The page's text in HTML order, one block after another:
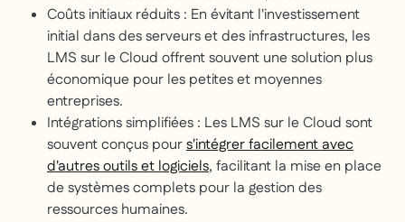
Coûts initiaux réduits : En évitant l'investissement
initial dans des serveurs et des infrastructures, les
LMS sur le Cloud offrent souvent une solution plus
économique pour les petites et moyennes
entreprises.
Intégrations simplifiées : Les LMS sur le Cloud sont
souvent conçus pours'intégrer facilement avec
d'autres outils et logiciels, facilitant la mise en place
de systèmes complets pour la gestion des
ressources humaines.